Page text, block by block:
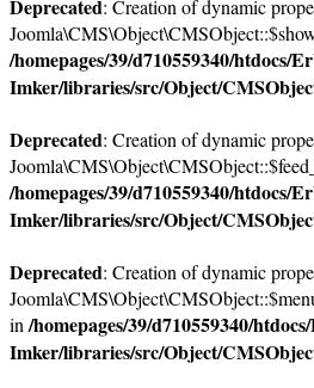
Deprecated: Creation of dynamic
/homepages/39/d710559340/htdocs/
Imker/libraries/src/Object/
Deprecated: Creation of dynamic
/homepages/39/d710559340/htdocs/
Imker/libraries/src/Object/
Deprecated: Creation of dynamic
in /homepages/39/d710559340/
Imker/libraries/src/Object/